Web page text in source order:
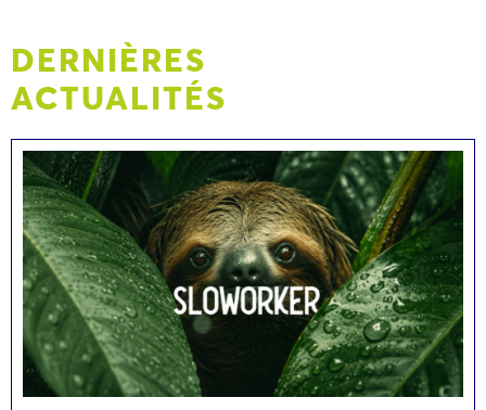
DERNIÈRES
ACTUALITÉS